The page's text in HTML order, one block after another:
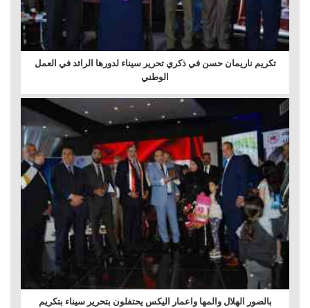
تكريم ناريمان حسن في ذكري تحرير سيناء لدورها الرائد في العمل
الوطني
بالصور الهلال والمها واعمار اليكس يحتفلون بتحرير سيناء بتكريم